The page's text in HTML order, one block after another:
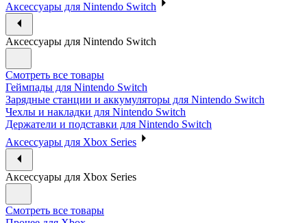
Аксессуары для Nintendo Switch
Аксессуары для Nintendo Switch
Смотреть все товары
Геймпады для Nintendo Switch
Зарядные станции и аккумуляторы для Nintendo Switch
Чехлы и накладки для Nintendo Switch
Держатели и подставки для Nintendo Switch
Аксессуары для Xbox Series
Аксессуары для Xbox Series
Смотреть все товары